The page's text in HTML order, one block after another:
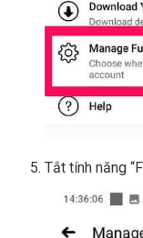
Tắt tính năng